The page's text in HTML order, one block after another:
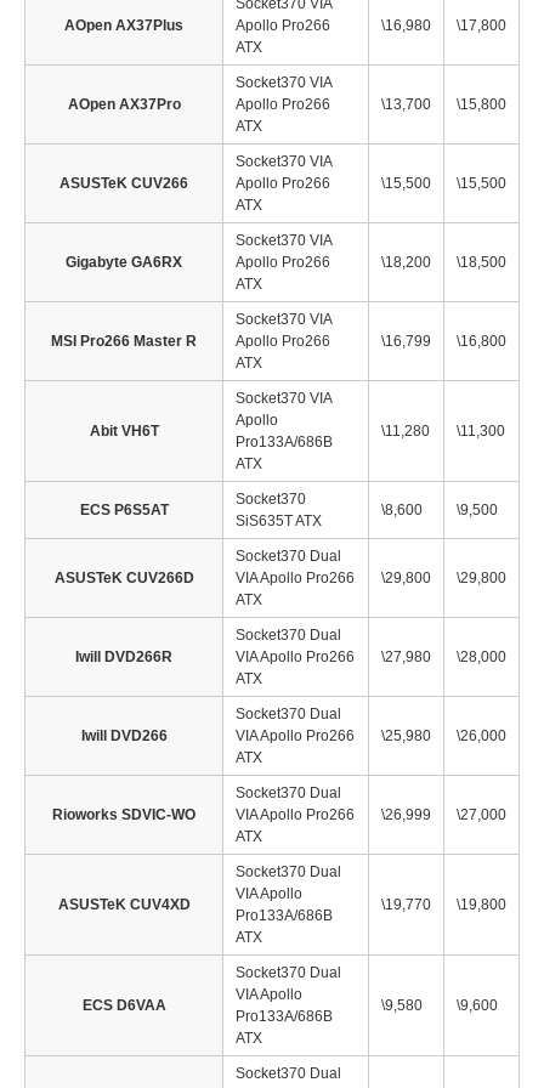
AOpen AX37Plus
Socket370 VIA
Apollo Pro266
ATX
\16,980 \17,800
AOpen AX37Pro
Socket370 VIA
Apollo Pro266
ATX
\13,700 \15,800
ASUSTeK CUV266
Socket370 VIA
Apollo Pro266
ATX
\15,500 \15,500
Gigabyte GA6RX
Socket370 VIA
Apollo Pro266
ATX
\18,200 \18,500
MSI Pro266 Master R
Socket370 VIA
Apollo Pro266
ATX
\16,799 \16,800
Abit VH6T
Socket370 VIA
Apollo
Pro133A/686B
ATX
\11,280 \11,300
ECS P6S5AT
Socket370
SiS635T ATX
\8,600 \9,500
ASUSTeK CUV266D
Socket370 Dual
VIA Apollo Pro266
ATX
\29,800 \29,800
Iwill DVD266R
Socket370 Dual
VIA Apollo Pro266
ATX
\27,980 \28,000
Iwill DVD266
Socket370 Dual
VIA Apollo Pro266
ATX
\25,980 \26,000
Rioworks SDVIC-WO
Socket370 Dual
VIA Apollo Pro266
ATX
\26,999 \27,000
ASUSTeK CUV4XD
Socket370 Dual
VIA Apollo
Pro133A/686B
ATX
\19,770 \19,800
ECS D6VAA
Socket370 Dual
VIA Apollo
Pro133A/686B
ATX
\9,580 \9,600
Socket370 Dual